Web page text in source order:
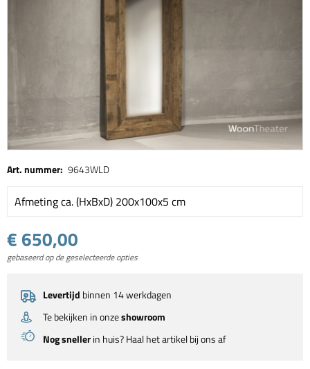
Art. nummer: 9643WLD
Afmeting ca. (HxBxD) 200x100x5 cm
€ 650,00
gebaseerd op de geselecteerde opties
Levertijd binnen 14 werkdagen
Te bekijken in onzeshowroom
Nog snellerin huis? Haal het artikel bij ons af